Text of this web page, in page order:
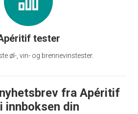
tester
øl-, vin- og brennevinstester.
fra Apéritif
innboksen din